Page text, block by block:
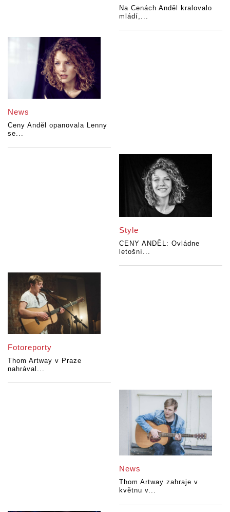
Na Cenách Anděl kralovalo
mládí,...
News
Ceny Anděl opanovala Lenny
se...
Style
CENY ANDĚL: Ovládne
letošní...
Fotoreporty
Thom Artway v Praze
nahrával...
News
Thom Artway zahraje v
květnu v...